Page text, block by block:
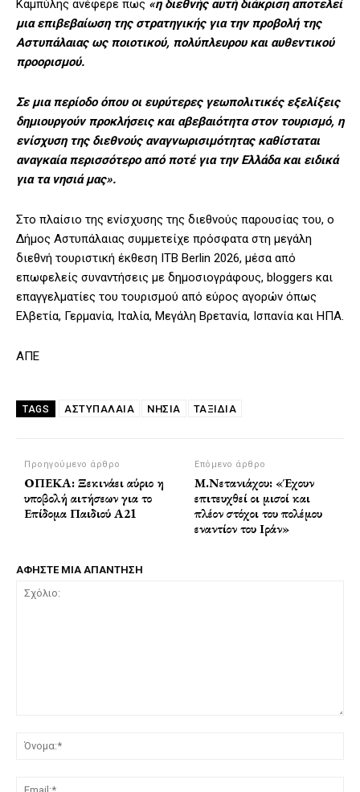
Καμπύλης ανέφερε πως «η διεθνής αυτή διάκριση αποτελεί
μια επιβεβαίωση της στρατηγικής για την προβολή της
Αστυπάλαιας ως ποιοτικού, πολύπλευρου και αυθεντικού
προορισμού.
Σε μια περίοδο όπου οι ευρύτερες γεωπολιτικές εξελίξεις
δημιουργούν προκλήσεις και αβεβαιότητα στον τουρισμό, η
ενίσχυση της διεθνούς αναγνωρισιμότητας καθίσταται
αναγκαία περισσότερο από ποτέ για την Ελλάδα και ειδικά
για τα νησιά μας».
Στο πλαίσιο της ενίσχυσης της διεθνούς παρουσίας του, ο
Δήμος Αστυπάλαιας συμμετείχε πρόσφατα στη μεγάλη
διεθνή τουριστική έκθεση ITB Berlin 2026, μέσα από
επωφελείς συναντήσεις με δημοσιογράφους, bloggers και
επαγγελματίες του τουρισμού από εύρος αγορών όπως
Ελβετία, Γερμανία, Ιταλία, Μεγάλη Βρετανία, Ισπανία και ΗΠΑ.
ΑΠΕ
TAGS ΑΣΤΥΠΑΛΑΙΑ ΝΗΣΙΑ ΤΑΞΙΔΙΑ
Προηγούμενο άρθρο
ΟΠΕΚΑ: Ξεκινάει αύριο η
υποβολή αιτήσεων για το
Επίδομα Παιδιού Α21
Επόμενο άρθρο
Μ.Νετανιάχου: «Έχουν
επιτευχθεί οι μισοί και
πλέον στόχοι του πολέμου
εναντίον του Ιράν»
ΑΦΗΣΤΕ ΜΙΑ ΑΠΑΝΤΗΣΗ